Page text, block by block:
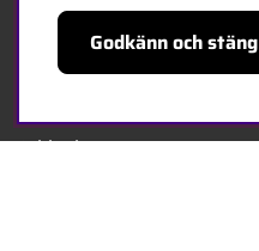
Kontakta oss
Bli återförsäljare
Jobba hos oss
Godkänn och stäng